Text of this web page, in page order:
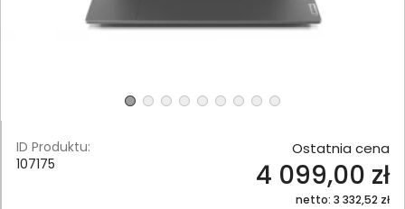
ID Produktu:
107175
Ostatnia cena
4 099,00 zł
netto: 3 332,52 zł